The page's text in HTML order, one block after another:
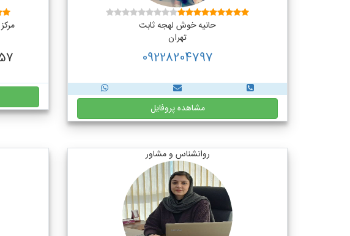
حانیه خوش لهجه ثابت
تهران
09228204797
مشاهده پروفایل
روانشناس و مشاور